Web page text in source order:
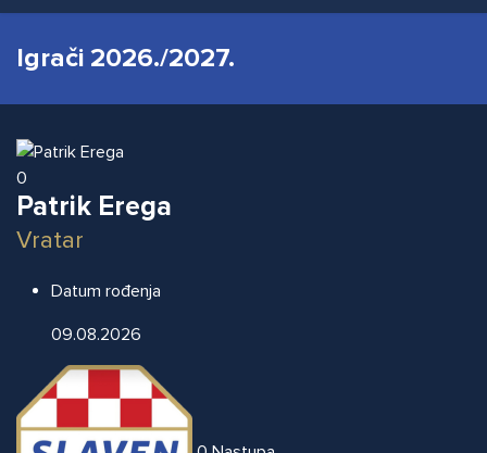
Igrači 2026./2027.
0
Patrik Erega
Vratar
Datum rođenja
09.08.2026